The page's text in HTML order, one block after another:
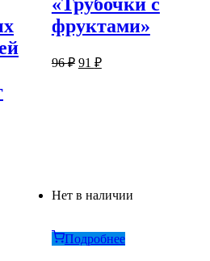
фруктами»
96₽ Первоначальная
91 ₽Текущая
Нет в наличии
Подробнее